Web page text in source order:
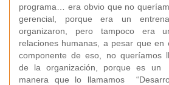
programa… era obvio que no
gerencial, porque era un
organizaron, pero tampoco era
relaciones humanas, a pesar que en
componente de eso, no queríamos
de la organización, porque es un
manera que lo llamamos